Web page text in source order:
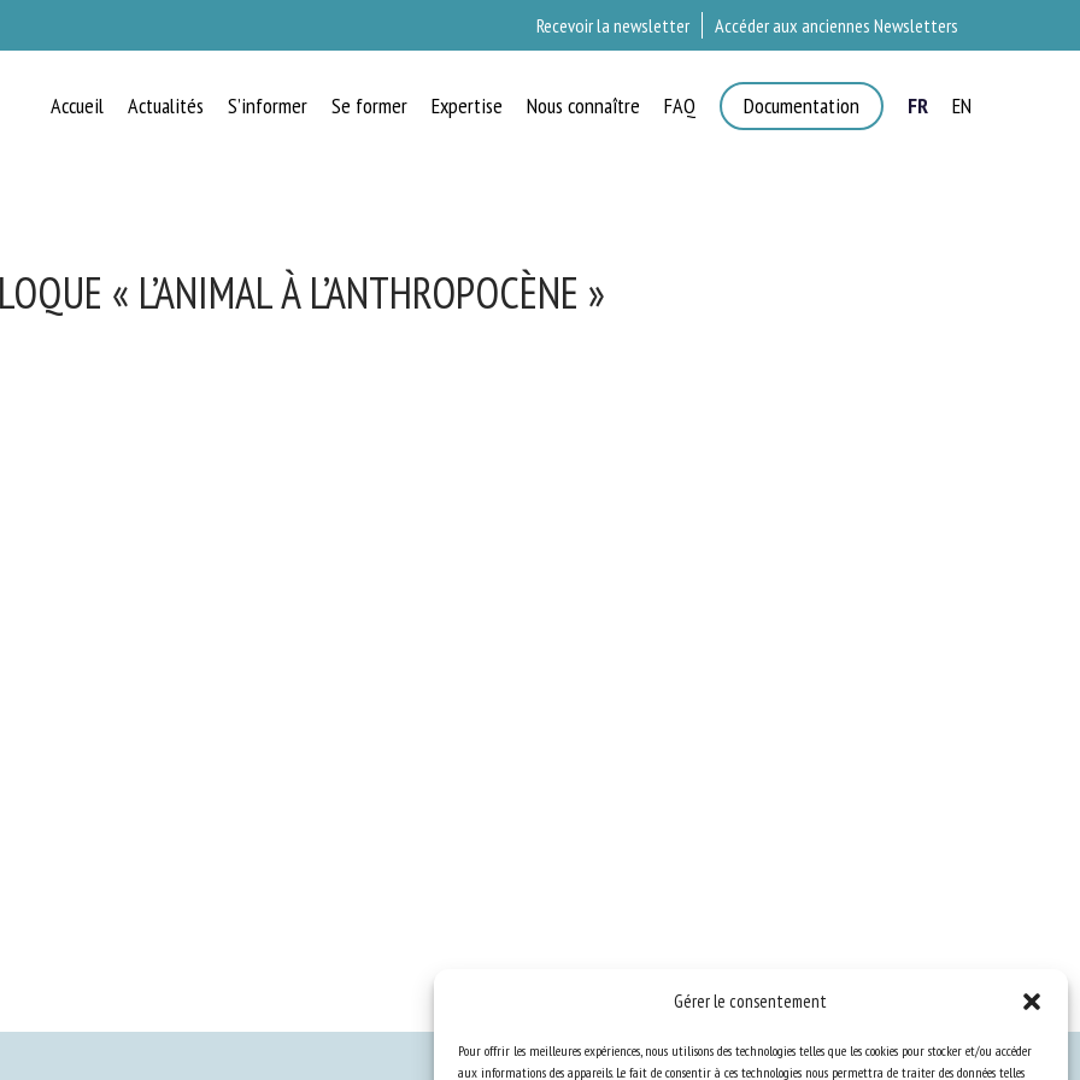
Gérer le consentement
Pour offrir les meilleures expériences, nous utilisons des technologies telles que les cookies pour stocker et/ou accéder
aux informations des appareils. Le fait de consentir à ces technologies nous permettra de traiter des données telles
Recevoir la newsletter Accéder aux anciennes Newsletters
Accueil Actualités S’informer Se former Expertise Nous connaître FAQ Documentation FR EN
« L’ANIMAL À L’ANTHROPOCÈNE »